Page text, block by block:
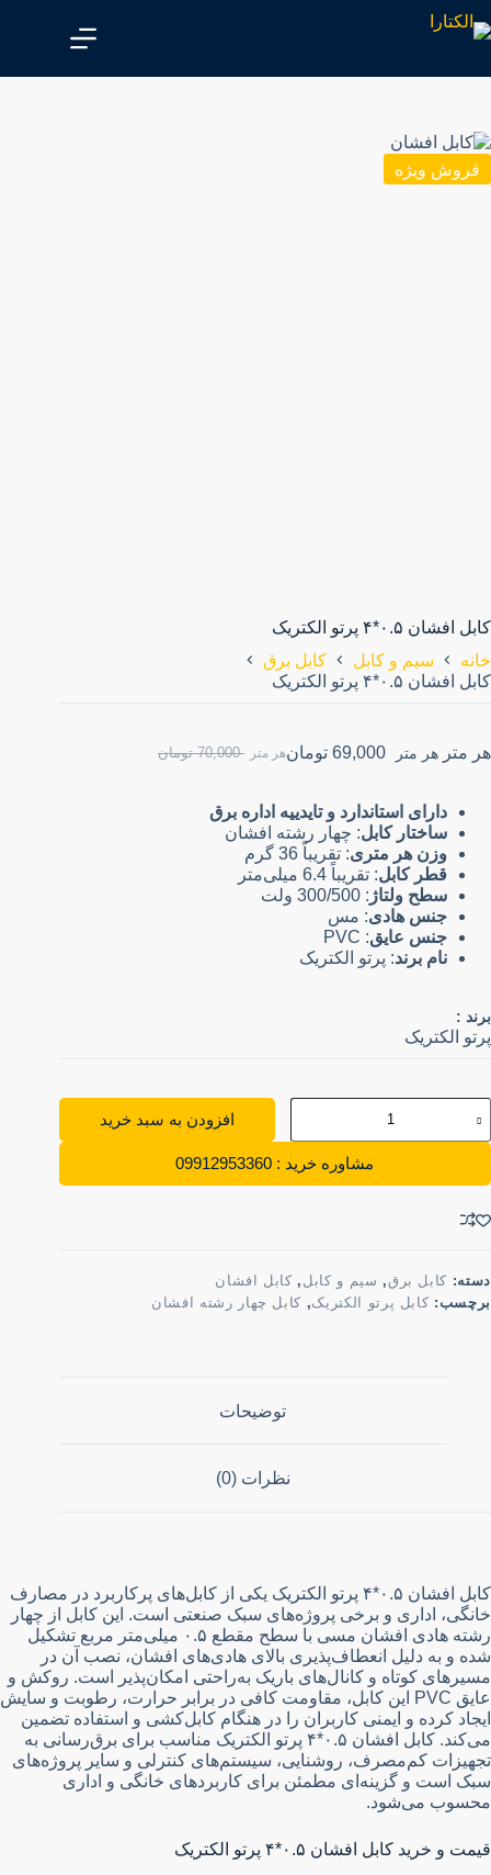
فروش ویژه
کابل افشان ۰.۵*۴ پرتو الکتریک
خانه
سیم و کابل
کابل برق
کابل افشان ۰.۵*۴ پرتو الکتریک
هر متر هر متر 70,000 تومان هر متر 69,000 تومان
دارای استاندارد و تایدییه اداره برق
ساختار کابل: چهار رشته افشان
وزن هر متری: تقریباً 36 گرم
قطر کابل: تقریباً 6.4 میلی‌متر
سطح ولتاژ : 300/500 ولت
جنس هادی: مس
جنس عایق: PVC
نام برند: پرتو الکتریک
برند :
پرتو الکتریک
افزودن به سبد خرید
مشاوره خرید : 09912953360
دسته: کابل برق , سیم و کابل , کابل افشان
برچسب: کابل پرتو الکتریک, کابل چهار رشته افشان
توضیحات
نظرات (0)
کابل افشان ۰.۵*۴ پرتو الکتریک یکی از کابل‌های پرکاربرد در مصارف
خانگی، اداری و برخی پروژه‌های سبک صنعتی است. این کابل از چهار
رشته هادی افشان مسی با سطح مقطع ۰.۵ میلی‌متر مربع تشکیل
شده و به دلیل انعطاف‌پذیری بالای هادی‌های افشان، نصب آن در
مسیرهای کوتاه و کانال‌های باریک به‌راحتی امکان‌پذیر است. روکش و
عایق PVC این کابل، مقاومت کافی در برابر حرارت، رطوبت و سایش
ایجاد کرده و ایمنی کاربران را در هنگام کابل‌کشی و استفاده تضمین
می‌کند. کابل افشان ۰.۵*۴ پرتو الکتریک مناسب برای برق‌رسانی به
تجهیزات کم‌مصرف، روشنایی، سیستم‌های کنترلی و سایر پروژه‌های
سبک است و گزینه‌ای مطمئن برای کاربردهای خانگی و اداری
محسوب می‌شود.
قیمت و خرید کابل افشان ۰.۵*۴ پرتو الکتریک